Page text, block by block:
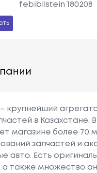
febibilstein 180208
крупнейший
в Казахстане.
магазине более 70
запчастей и
авто. Есть
а также множество